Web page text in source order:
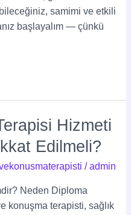
samimi ve etkili
başlayalım — çünkü
Hizmeti
Edilmeli?
/admin
Neden Diploma
konuşma terapisti, sağlık